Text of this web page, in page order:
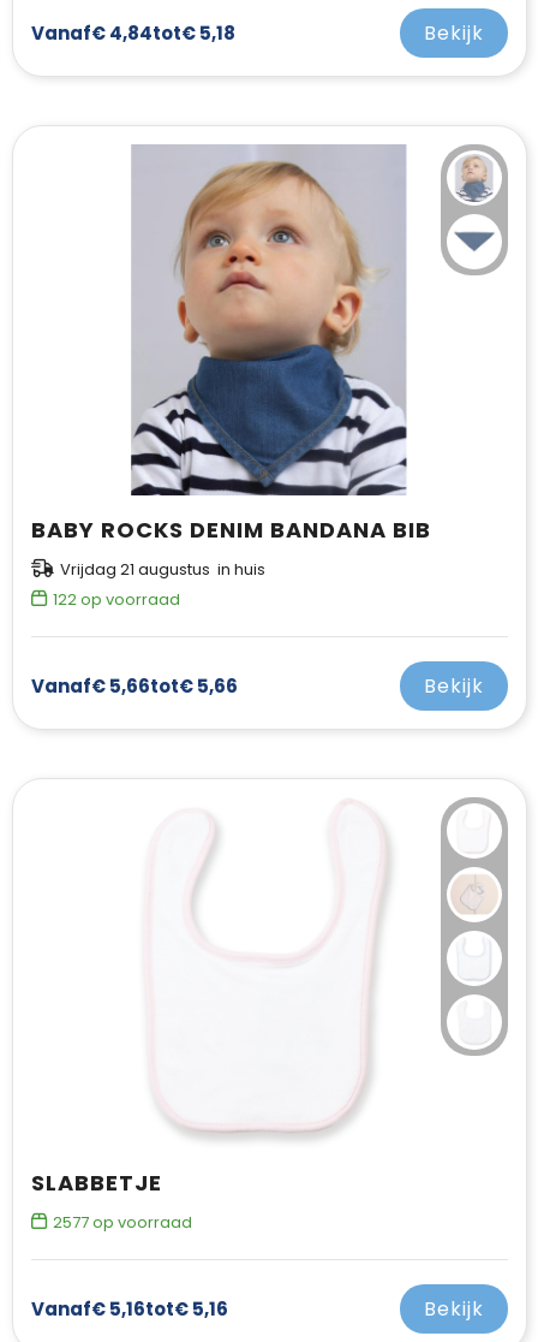
Vanaf€ 4,84tot€ 5,18 Bekijk
BABY ROCKS DENIM BANDANA BIB
Vrijdag 21 augustus in huis
122op voorraad
Vanaf€ 5,66tot€ 5,66 Bekijk
SLABBETJE
2577op voorraad
Vanaf€ 5,16tot€ 5,16 Bekijk